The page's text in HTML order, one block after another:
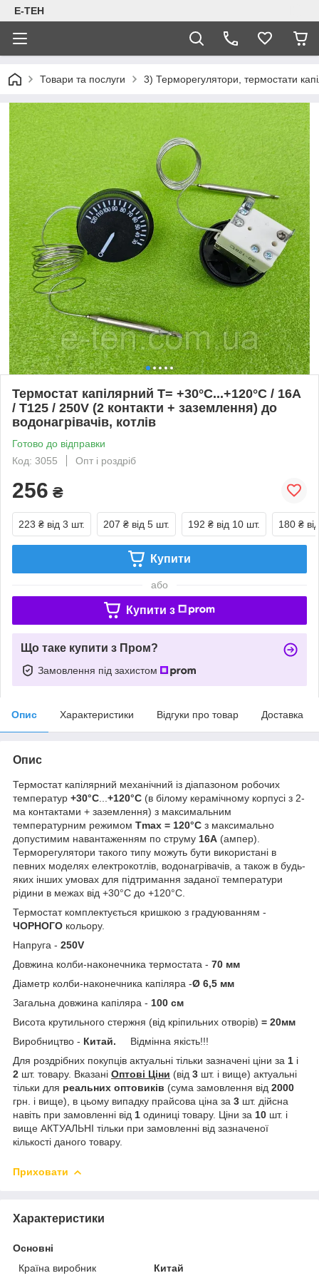
Е-ТЕН
Товари та послуги 3) Терморегулятори, термостати
Термостат капілярний T= +30°С...+120°С / 16A
/ T125 / 250V (2 контакти + заземлення) до
водонагрівачів, котлів
Готово до відправки
Код: 3055
Опт і роздріб
256 ₴
223 ₴ від 3 шт. 207 ₴ від 5 шт. 192 ₴ від 10 шт. 180 ₴
Купити
або
Купити з
Що таке купити з Пром?
Замовлення під захистом
Опис Характеристики Відгуки про товар Доставка
Опис
Термостат капілярний механічний із діапазоном робочих
температур +30°С +120°С (в білому керамічному корпусі з 2-
ма контактами + заземлення) з максимальним
температурним режимом Tmax = 120°С з максимально
допустимим навантаженням по струму 16A (ампер).
Терморегулятори такого типу можуть бути використані в
певних моделях електрокотлів, водонагрівачів, а також в будь-
яких інших умовах для підтримання заданої температури
рідини в межах від +30°C до +120°С.
Термостат комплектується кришкою з градуюванням -
ЧОРНОГО кольору.
Напруга - 250V
Довжина колби-наконечника термостата - 70 мм
Діаметр колби-наконечника капіляра -Ø 6,5 мм
Загальна довжина капіляра - 100 см
Висота крутильного стержня (від кріпильних отворів) = 20мм
Виробництво - Китай. Відмінна якість!!!
Для роздрібних покупців актуальні тільки зазначені ціни за 1 і
2 шт. товару. Вказані Оптові Ціни (від 3 шт. і вище) актуальні
тільки для реальних оптовиків (сума замовлення від 2000
грн. і вище), в цьому випадку прайсова ціна за 3 шт. дійсна
навіть при замовленні від 1 одиниці товару. Ціни за 10 шт. і
вище АКТУАЛЬНІ тільки при замовленні від зазначеної
кількості даного товару.
Приховати
Характеристики
Основні
Країна виробник
Китай